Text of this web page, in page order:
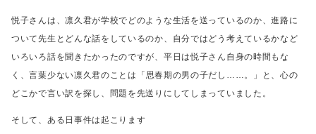
悦子さんは、凛久君が学校でどのような生活を送っているのか、進路に
ついて先生とどんな話をしているのか、 自分ではどう考えているかなど
いろいろ話を聞きたかったのですが、 平日は悦子さん自身の時間もな
く、言葉少ない凛久君のことは「思春期の男の子だし……。」と、心の
どこかで言い訳を探し、問題を先送りにしてしまっていました。
そして、ある日事件は起こります